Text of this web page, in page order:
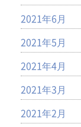
2021年6月
2021年5月
2021年4月
2021年3月
2021年2月